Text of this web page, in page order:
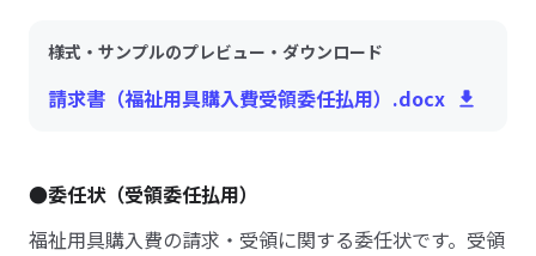
様式・サンプルのプレビュー・ダウンロード
請求書（福祉用具購入費受領委任払用）.docx
●委任状（受領委任払用）
福祉用具購入費の請求・受領に関する委任状です。受領